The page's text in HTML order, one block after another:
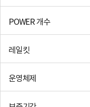
POWER 개수
레일킷
운영체제